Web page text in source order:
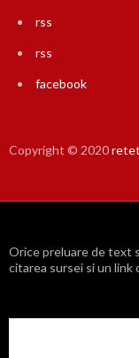
rss
rss
facebook
Copyright © 2020
Orice preluare de text
citarea sursei si un link